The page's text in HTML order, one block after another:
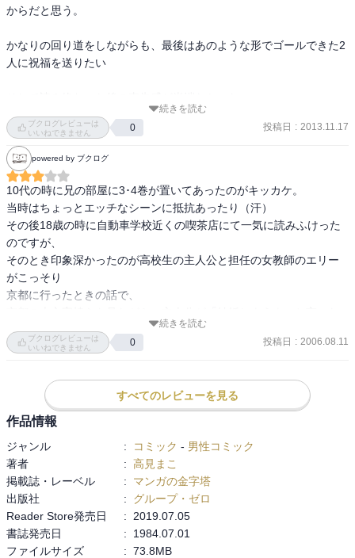
からだと思う。
かなりの回り道をしながらも、最後はあのような形でゴールできた2
人に祝福を送りたい
続きを読む
ブクログレビューは
いいねできません
0 投稿日 : 2013.11.17
powered by ブクログ
10代の時に兄の部屋に3･4巻が置いてあったのがキッカケ。
当時はちょっとエッチなシーンに抵抗あったり（汗）
その後18歳の時に自動車学校近くの喫茶店にて一気に読みふけった
のですが、
そのとき印象深かったのが高校生の主人公と担任の女教師のエリー
がこっそり
京都に行ったときの話で、
シーン。
立場とか状況とかそのときは一切考えず、ただ単にポーンと言葉に
当時恋愛に保守的だった自分自身にガツンと一撃をくらわされまし
た（苦笑）
良い意味で勉強させられた…かもしれない（笑）
続きを読む
ブクログレビューは
いいねできません
0 投稿日 : 2006.08.11
すべてのレビューを見る
作品情報
ジャンル : コミック - 男性コミック
著者
: 高見まこ
掲載誌・レーベル
:
マンガの金字塔
出版社
:
グループ・ゼロ
Reader Store発売日
:
2019.07.05
書誌発売日
:
1984.07.01
ファイルサイズ
: 73.8MB